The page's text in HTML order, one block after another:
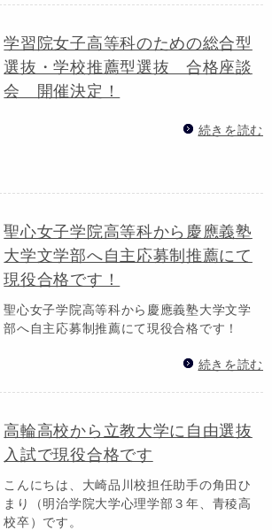
学習院女子高等科のための総合型
選抜・学校推薦型選抜 合格座談
会 開催決定！
続きを読む
聖心女子学院高等科から慶應義塾
大学文学部へ自主応募制推薦にて
現役合格です！
聖心女子学院高等科から慶應義塾大学文学
部へ自主応募制推薦にて現役合格です！
続きを読む
高輪高校から立教大学に自由選抜
入試で現役合格です
こんにちは、大崎品川校担任助手の角田ひ
まり（明治学院大学心理学部３年、青稜高
校卒）です。